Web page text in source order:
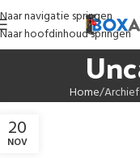
Naar navigatie springen
Naar hoofdinhoud springen
Home
20
NOV